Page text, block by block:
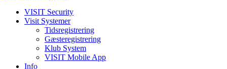
VISIT Security
Visit Systemer
Tidsregistrering
Gæsteregistrering
Klub System
VISIT Mobile App
Info